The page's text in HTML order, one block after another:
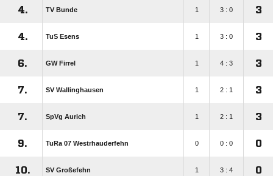
4. TV Bunde 1 3 : 0 3
4. TuS Esens 1 3 : 0 3
6. GW Firrel 1 4 : 3 3
7. SV Wallinghausen 1 2 : 1 3
7. SpVg Aurich 1 2 : 1 3
9. TuRa 07 Westrhauderfehn 0 0 : 0 0
10. SV Großefehn 1 3 : 4 0